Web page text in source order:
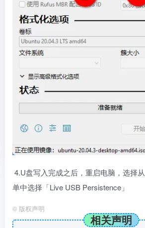
4.U盘写入完成之后，重启电脑，选择
单中选择「Live USB Persistence」
© 版权声明
相关声明